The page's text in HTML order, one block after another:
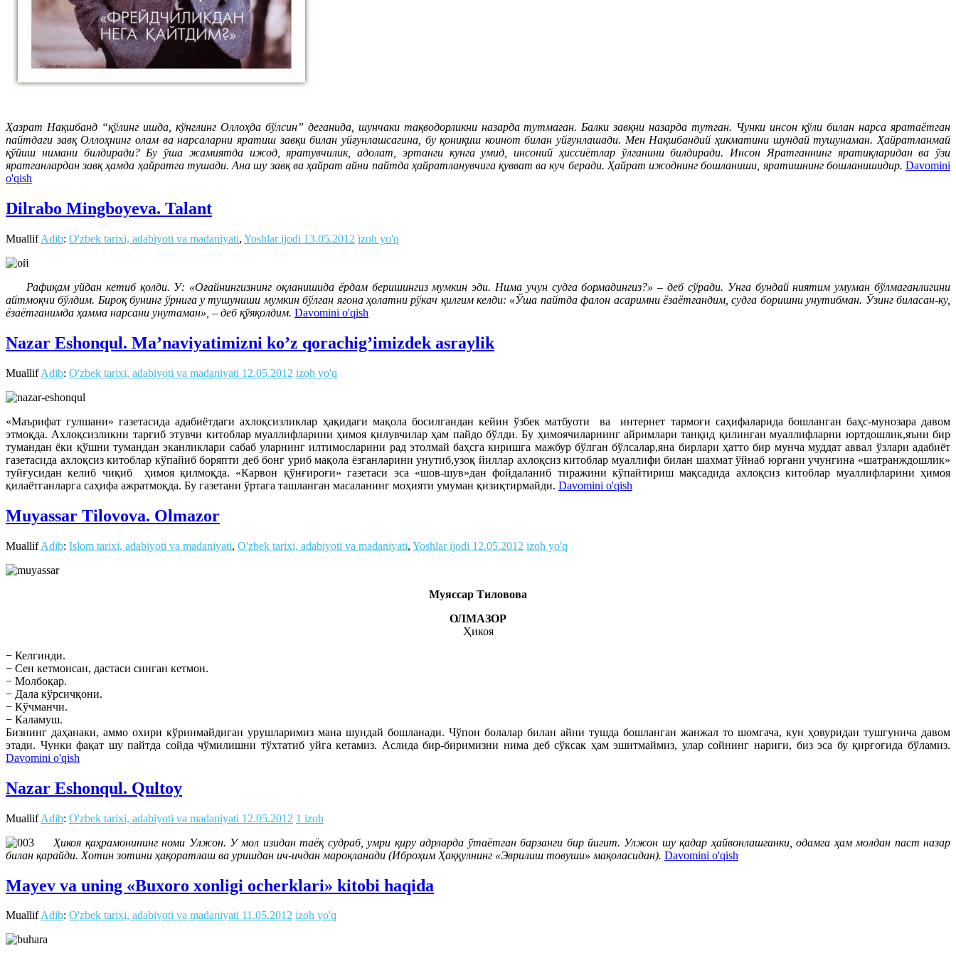
Ҳазрат Нақшбанд “қўлинг ишда, кўнглинг Оллоҳда бўлсин” деганида, шунчаки тақводорликни назарда тутмаган. Балки завқни назарда тутган. Чунки инсон қўли билан нарса яратаётган
пайтдаги завқ Оллоҳнинг олам ва нарсаларни яратиш завқи билан уйғунлашсагина, бу қониқиш коинот билан уйғунлашади. Мен Нақшбандий ҳикматини шундай тушунаман. Ҳайратланмай
қўйиш нимани билдиради? Бу ўша жамиятда ижод, яратувчилик, адолат, эртанги кунга умид, инсоний ҳиссиётлар ўлганини билдиради. Инсон Яратганнинг яратиқларидан ва ўзи
яратганлардан завқ ҳамда ҳайратга тушади. Ана шу завқ ва ҳайрат айни пайтда ҳайратланувчига қувват ва куч беради. Ҳайрат ижоднинг бошланиши, яратишнинг бошланишидир. Davomini
o'qish
Dilrabo Mingboyeva. Talant
MuallifAdib: O'zbek tarixi, adabiyoti va madaniyati, Yoshlar ijodi 13.05.2012 izoh yo'q
Рафиқам уйдан кетиб қолди. У: «Оғайнингизнинг оқланишида ёрдам беришингиз мумкин эди. Нима учун судга бормадингиз?» – деб сўради. Унга бундай ниятим умуман бўлмаганлигини
айтмоқчи бўлдим. Бироқ бунинг ўрнига у тушуниши мумкин бўлган ягона ҳолатни рўкач қилгим келди: «Ўша пайтда фалон асаримни ёзаётгандим, судга боришни унутибман. Ўзинг биласан-ку,
ёзаётганимда ҳамма нарсани унутаман», – деб қўяқолдим. Davomini o'qish
Nazar Eshonqul. Ma’naviyatimizni ko’z qorachig’imizdek asraylik
MuallifAdib: O'zbek tarixi, adabiyoti va madaniyati 12.05.2012 izoh yo'q
«Маърифат гулшани» газетасида адабиётдаги ахлоқсизликлар ҳақидаги мақола босилгандан кейин ўзбек матбуоти ва интернет тармоғи саҳифаларида бошланган баҳс-мунозара давом
этмоқда. Ахлоқсизликни тарғиб этувчи китоблар муаллифларини ҳимоя қилувчилар ҳам пайдо бўлди. Бу ҳимоячиларнинг айримлари танқид қилинган муаллифларни юртдошлик,яъни бир
тумандан ёки қўшни тумандан эканликлари сабаб уларнинг илтимосларини рад этолмай баҳсга киришга мажбур бўлган бўлсалар,яна бирлари ҳатто бир мунча муддат аввал ўзлари адабиёт
газетасида ахлоқсиз китоблар кўпайиб боряпти деб бонг уриб мақола ёзганларини унутиб,узоқ йиллар ахлоқсиз китоблар муаллифи билан шахмат ўйнаб юргани учунгина «шатранждошлик»
туйғусидан келиб чиқиб ҳимоя қилмоқда. «Карвон қўнғироғи» газетаси эса «шов-шув»дан фойдаланиб тиражини кўпайтириш мақсадида ахлоқсиз китоблар муаллифларини ҳимоя
қилаётганларга саҳифа ажратмоқда. Бу газетани ўртага ташланган масаланинг моҳияти умуман қизиқтирмайди. Davomini o'qish
Muyassar Tilovova. Olmazor
MuallifAdib: Islom tarixi, adabiyoti va madaniyati, O'zbek tarixi, adabiyoti va madaniyati, Yoshlar ijodi 12.05.2012 izoh yo'q
Муяссар Тиловова
ОЛМАЗОР
Ҳикоя
− Келгинди.
− Сен кетмонсан, дастаси синган кетмон.
− Молбоқар.
− Дала кўрсичқони.
− Кўчманчи.
− Каламуш.
Бизнинг даҳанаки, аммо охири кўринмайдиган урушларимиз мана шундай бошланади. Чўпон болалар билан айни тушда бошланган жанжал то шомгача, кун ҳовуридан тушгунича давом
этади. Чунки фақат шу пайтда сойда чўмилишни тўхтатиб уйга кетамиз. Аслида бир-биримизни нима деб сўксак ҳам эшитмаймиз, улар сойнинг нариги, биз эса бу қирғоғида бўламиз.
Davomini o'qish
Nazar Eshonqul. Qultoy
MuallifAdib: O'zbek tarixi, adabiyoti va madaniyati 12.05.2012 1 izoh
Ҳикоя қаҳрамонининг номи Улжон. У мол изидан таёқ судраб, умри қиру адрларда ўтаётган барзанги бир йигит. Улжон шу қадар ҳайвонлашганки, одамга ҳам молдан паст назар
билан қарайди. Хотин зотини ҳақоратлаш ва уришдан ич-ичдан мароқланади (Иброҳим Ҳаққулнинг «Эврилиш товуши» мақоласидан). Davomini o'qish
Mayev va uning «Buxoro xonligi ocherklari» kitobi haqida
MuallifAdib: O'zbek tarixi, adabiyoti va madaniyati 11.05.2012 izoh yo'q